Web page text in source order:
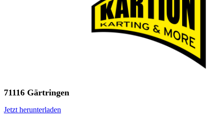
71116 Gärtringen
Jetzt herunterladen